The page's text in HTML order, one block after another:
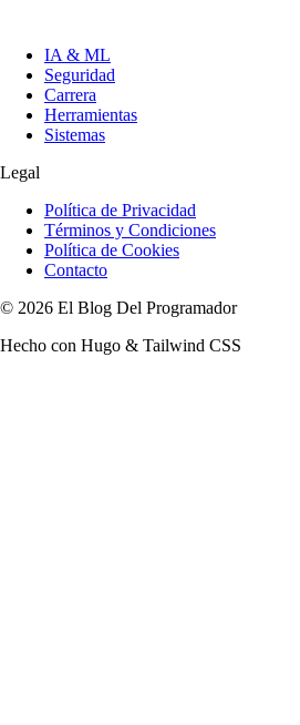
IA & ML
Seguridad
Carrera
Herramientas
Sistemas
Legal
Política de Privacidad
Términos y Condiciones
Política de Cookies
Contacto
© 2026 El Blog Del Programador
Hecho con Hugo & Tailwind CSS